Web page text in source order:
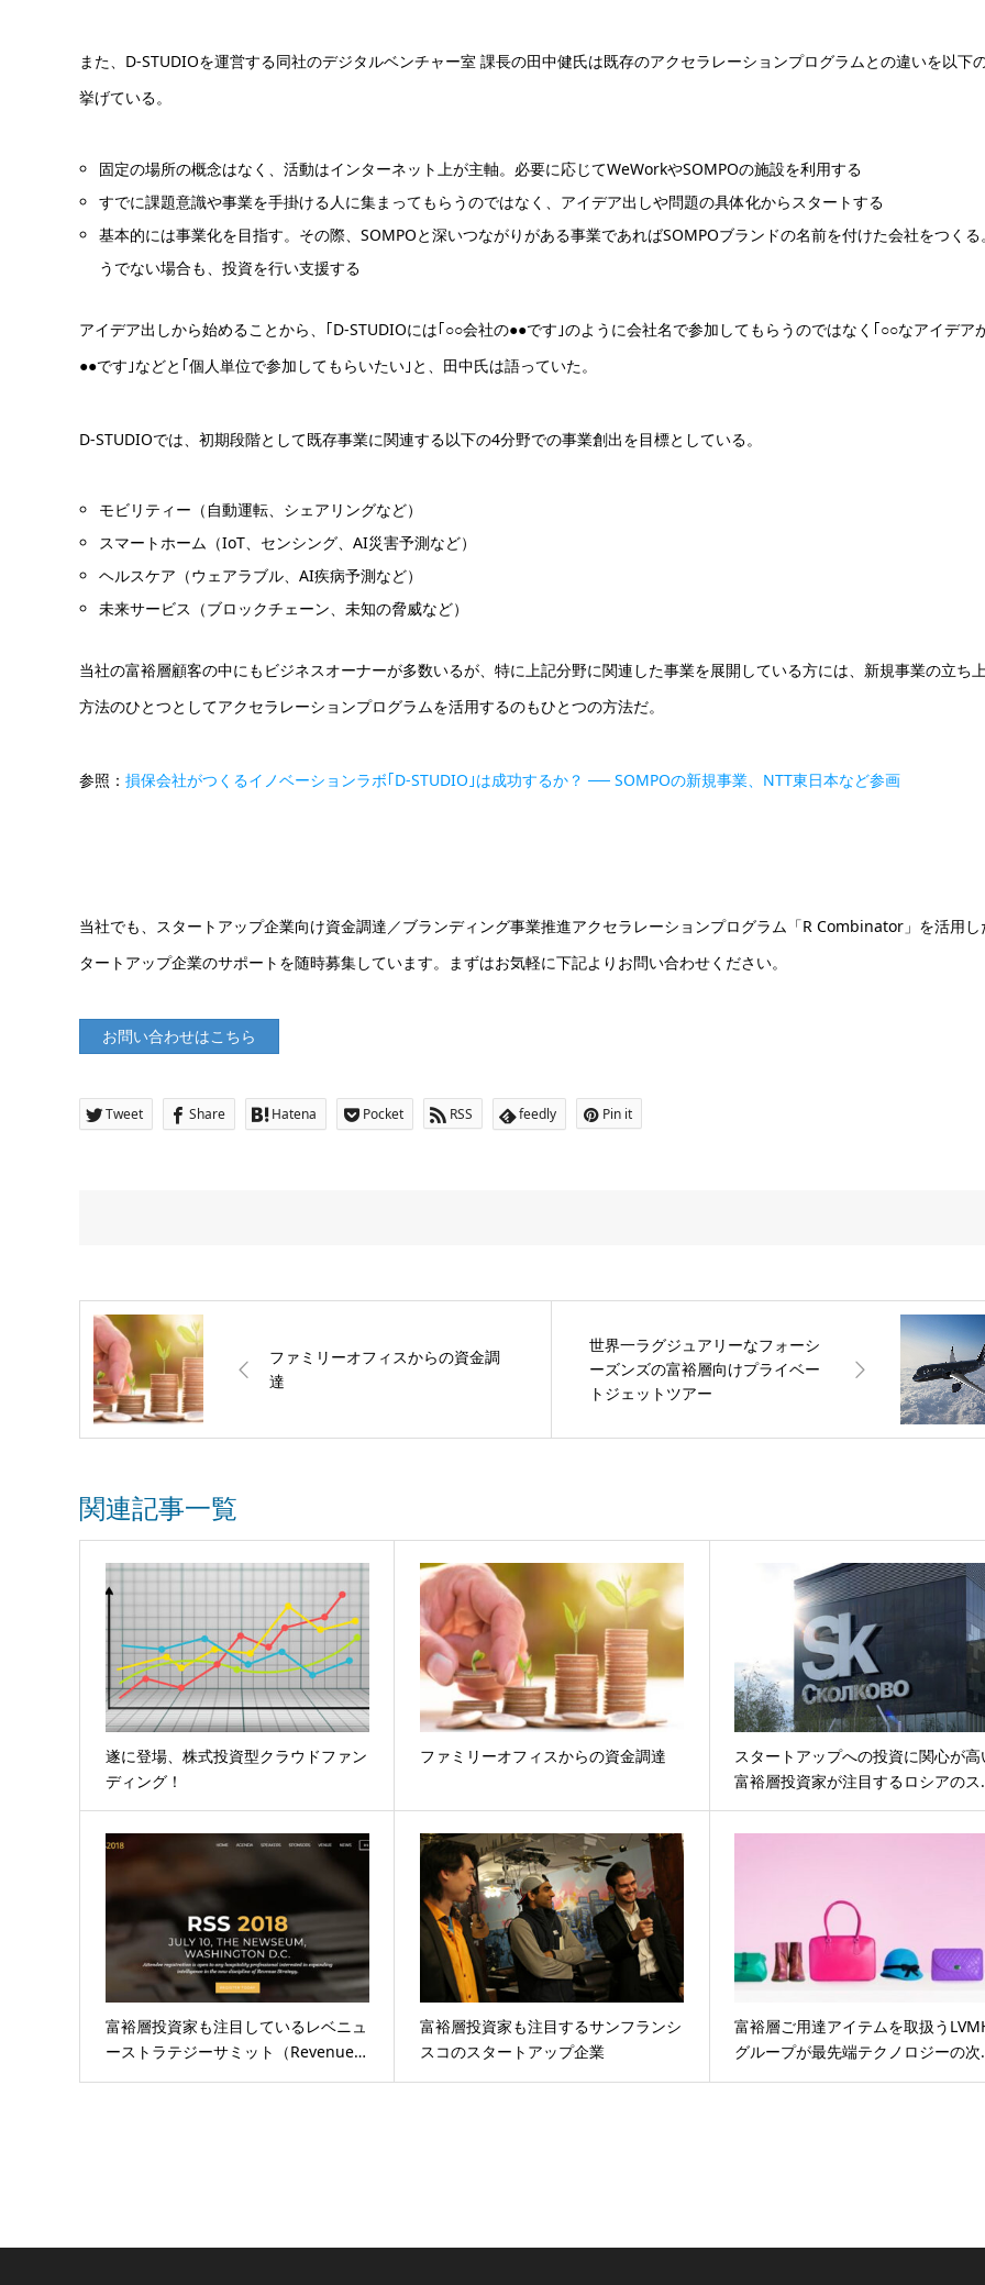
また、D-STUDIOを運営する同社のデジタルベンチャー室 課長の田中健氏は既存のアクセラレーションプログラムとの違いを以下
挙げている。
固定の場所の概念はなく、活動はインターネット上が主軸。必要に応じてWeWorkやSOMPOの施設を利用する
すでに課題意識や事業を手掛ける人に集まってもらうのではなく、アイデア出しや問題の具体化からスタートする
基本的には事業化を目指す。その際、SOMPOと深いつながりがある事業であればSOMPOブランドの名前を付けた会社をつくる
うでない場合も、投資を行い支援する
アイデア出しから始めることから、｢D-STUDIOには｢○○会社の●●です｣のように会社名で参加してもらうのではなく｢○○なアイデア
●●です｣などと｢個人単位で参加してもらいたい｣と、田中氏は語っていた。
D-STUDIOでは、初期段階として既存事業に関連する以下の4分野での事業創出を目標としている。
モビリティー（自動運転、シェアリングなど）
スマートホーム（IoT、センシング、AI災害予測など）
ヘルスケア（ウェアラブル、AI疾病予測など）
未来サービス（ブロックチェーン、未知の脅威など）
当社の富裕層顧客の中にもビジネスオーナーが多数いるが、特に上記分野に関連した事業を展開している方には、新規事業の立ち
方法のひとつとしてアクセラレーションプログラムを活用するのもひとつの方法だ。
参照： 損保会社がつくるイノベーションラボ｢D-STUDIO｣は成功するか？ ── SOMPOの新規事業、NTT東日本など参画
当社でも、スタートアップ企業向け資金調達／ブランディング事業推進アクセラレーションプログラム「R Combinator」を活用し
タートアップ企業のサポートを随時募集しています。まずはお気軽に下記よりお問い合わせください。
お問い合わせはこちら
Tweet Share Hatena Pocket RSS feedly Pin it
ファミリーオフィスからの資金調
達
世界一ラグジュアリーなフォーシ
ーズンズの富裕層向けプライベー
トジェットツアー
関連記事一覧
遂に登場、株式投資型クラウドファン
ディング！
ファミリーオフィスからの資金調達
スタートアップへの投資に関心が高
富裕層投資家が注目するロシアの
富裕層投資家も注目しているレベニュ
ーストラテジーサミット（Revenue…
富裕層投資家も注目するサンフランシ
スコのスタートアップ企業
富裕層ご用達アイテムを取扱う
グループが最先端テクノロジーの